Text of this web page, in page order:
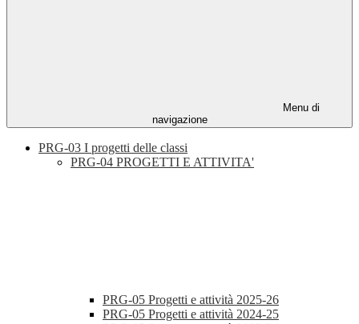
Menu di
navigazione
PRG-03 I progetti delle classi
PRG-04 PROGETTI E ATTIVITA'
PRG-05 Progetti e attività 2025-26
PRG-05 Progetti e attività 2024-25